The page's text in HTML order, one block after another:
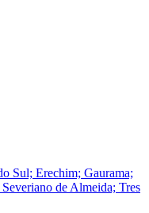
Sul; Erechim; Gaurama;
de Almeida; Tres